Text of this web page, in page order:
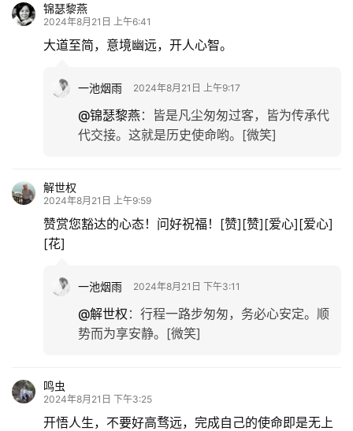
锦瑟黎燕
2024年8月21日 上午6:41
大道至简，意境幽远，开人心智。
一池烟雨 2024年8月21日 上午9:17
@锦瑟黎燕： 皆是凡尘匆匆过客，皆为传承代
代交接。这就是历史使命哟。[微笑]
解世权
2024年8月21日 上午9:59
赞赏您豁达的心态！问好祝福！[赞][赞][爱心][爱心]
[花]
一池烟雨 2024年8月21日 下午3:11
@解世权 ： 行程一路步匆匆，务必心安定。顺
势而为享安静。[微笑]
鸣虫
2024年8月21日 下午3:25
开悟人生，不要好高骛远，完成自己的使命即是无上